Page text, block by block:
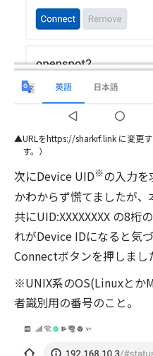
URLをhttps://sharkrf.link に変更
す。）
次にDevice UID※の入力を
かわからず慌てましたが
共にUID:XXXXXXXX の8桁
れがDevice IDになると気
Connectボタンを押しまし
※UNIX系のOS(Linuxとか
者識別用の番号のこと。